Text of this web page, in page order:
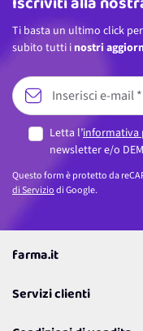
Ti basta un ultimo click
subito tutti i nostri
Letta l’informativa
newsletter e/o DEM
Questo form è protetto da
di Serviziodi Google.
farma.it
Coupon
Servizi clienti